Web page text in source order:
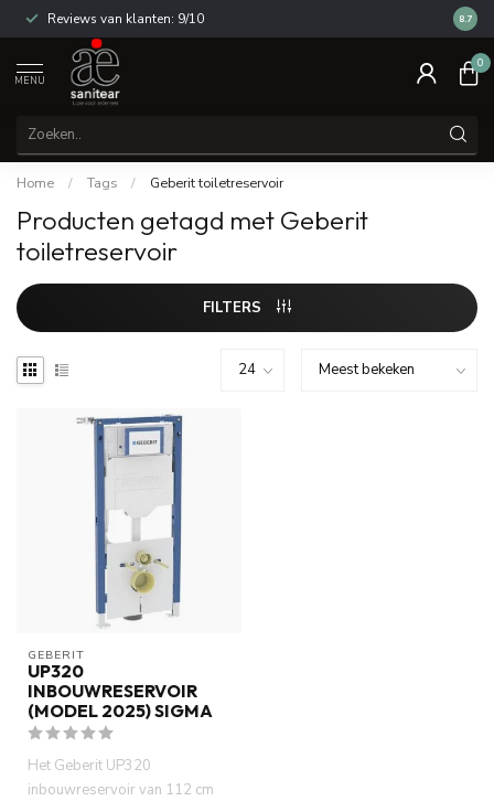
Reviews van klanten: 9/10 14
8.7
MENU
0
Home / Tags / Geberit toiletreservoir
Producten getagd met Geberit
toiletreservoir
FILTERS
GEBERIT
UP320
INBOUWRESERVOIR
(MODEL 2025) SIGMA
Het Geberit UP320
inbouwreservoir van 112 cm